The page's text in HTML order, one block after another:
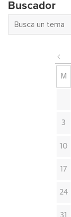
Buscador
M
3
10
17
24
31